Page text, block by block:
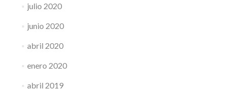
julio 2020
junio 2020
abril 2020
enero 2020
abril 2019